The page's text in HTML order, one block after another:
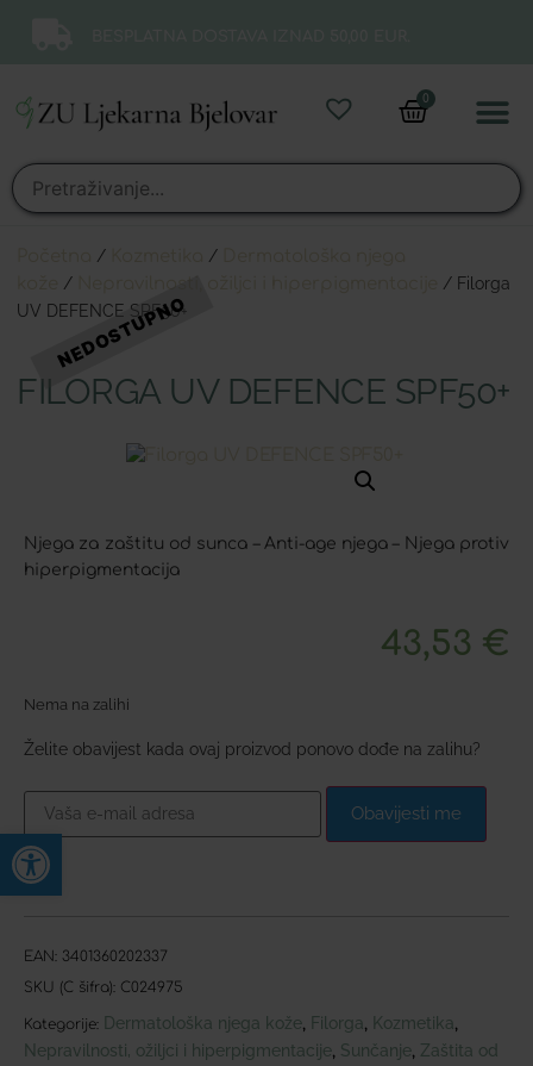
Open toolbar
0
/ /
/
/ Filorga
UV DEFENCE SPF50+
FILORGA UV DEFENCE SPF50+
Njega za zaštitu od sunca – Anti-age njega – Njega protiv
hiperpigmentacija
43,53 €
Nema na zalihi
Želite obavijest kada ovaj proizvod ponovo dođe na zalihu?
Obavijesti me
EAN: 3401360202337
SKU (C šifra): C024975
Kategorije: Dermatološka njega kože Filorga Kozmetika
Nepravilnosti, ožiljci i hiperpigmentacije Sunčanje Zaštita od